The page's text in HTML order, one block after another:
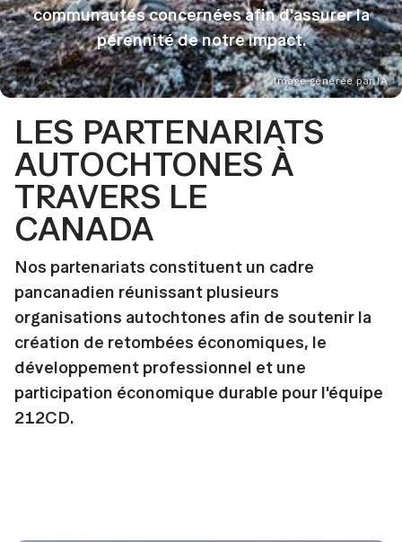
Image générée par IA
communautés concernées afin d'assurer la
pérennité de notre impact.
LES PARTENARIATS
AUTOCHTONES À
TRAVERS LE
CANADA
Nos partenariats constituent un cadre
pancanadien réunissant plusieurs
organisations autochtones afin de soutenir la
création de retombées économiques, le
développement professionnel et une
participation économique durable pour l'équipe
212CD.